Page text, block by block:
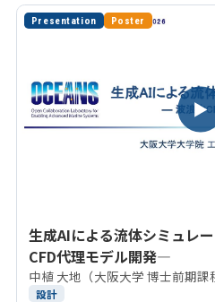
Presentation Poster
▶
生成AIによる流体シミュレ
CFD代理モデル開発―
中植 大地（大阪大学 博士前期課
設計